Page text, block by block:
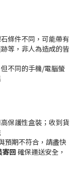
條件不同，可能帶有
等，非人為造成的皆
不同的手機/電腦螢
保護性盒裝；收到貨
預期不符合，請盡快
寄回 確保運送安全，